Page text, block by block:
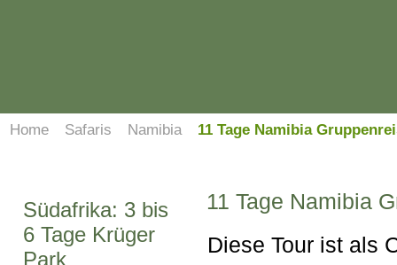
Home Safaris Namibia 11 Tage Namibia
Südafrika: 3 bis
6 Tage Krüger
Park
11 Tage Namibia
Diese Tour ist als